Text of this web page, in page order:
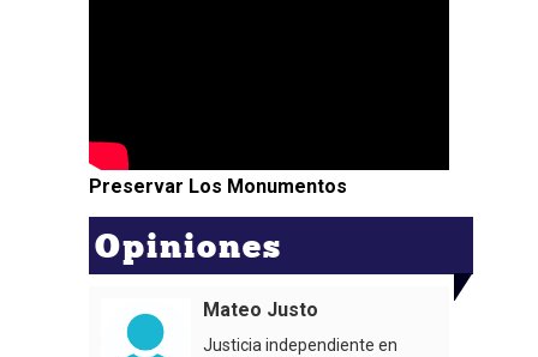
Preservar Los Monumentos
Opiniones
Mateo Justo
Justicia independiente en